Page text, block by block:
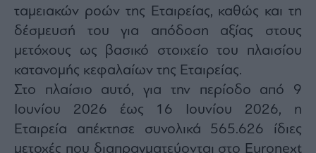
ταμειακών ροών της Εταιρείας, καθώς και τη
δέσμευσή του για απόδοση αξίας στους
μετόχους ως βασικό στοιχείο του πλαισίου
κατανομής κεφαλαίων της Εταιρείας.
Στο πλαίσιο αυτό, για την περίοδο από 9
Ιουνίου 2026 έως 16 Ιουνίου 2026, η
Εταιρεία απέκτησε συνολικά 565.626 ίδιες
μετοχές που διαπραγματεύονται στο Euronext